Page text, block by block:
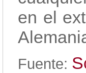
en el
Fuente: